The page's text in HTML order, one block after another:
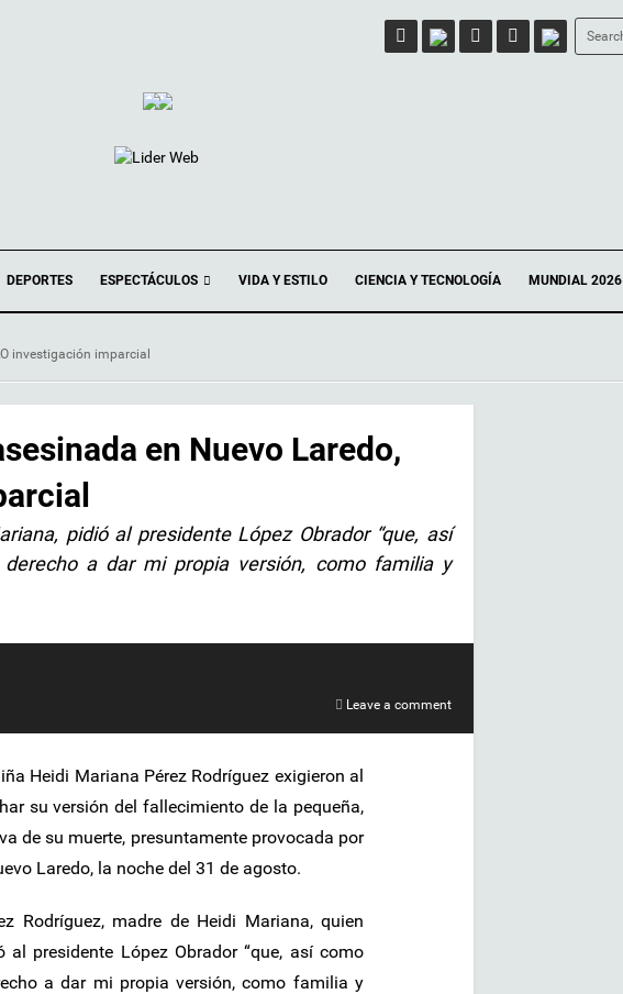
DEPORTES ESPECTÁCULOS VIDA Y ESTILO CIENCIA Y TECNOLOGÍA MUNDIAL 2026
investigación imparcial
en Nuevo Laredo,
pidió al presidente López Obrador “que, así
a dar mi propia versión, como familia y
Leave a comment
Heidi Mariana Pérez Rodríguez exigieron al
su versión del fallecimiento de la pequeña,
de su muerte, presuntamente provocada por
Laredo, la noche del 31 de agosto.
Rodríguez, madre de Heidi Mariana, quien
presidente López Obrador “que, así como
a dar mi propia versión, como familia y